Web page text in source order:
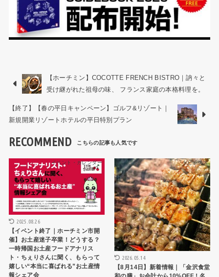
【ホーチミン】COCOTTE FRENCH BISTRO｜訥々と
受け継がれた祖母の味、 フランス家庭の本格料理を。
【終了】【春の平日キャンペーン】ゴルフ&リゾート｜
新規開業リゾートホテルの平日特別プラン
RECOMMEND
イベント・カレンダー
2025.08.26
【イベント終了｜ホーチミン市開
催】お土産迷子卒業！どうする？
一時帰国お土産フードアナリス
ト・ちぇりさんに聞く、もらって
嬉しい“本当に喜ばれる”お土産情
報シェア会
トピックス
2026.05.14
【8月14日】新着情報｜「金沢食堂